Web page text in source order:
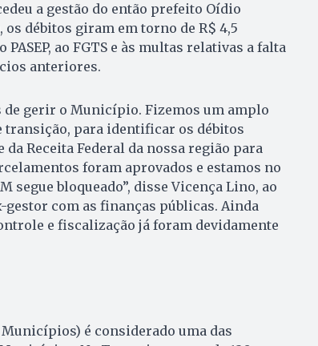
a gestão do então prefeito Oídio
os débitos giram em torno de R$ 4,5
ao FGTS e às multas relativas a falta
anteriores.
de gerir o Município. Fizemos um amplo
transição, para identificar os débitos
Receita Federal da nossa região para
foram aprovados e estamos no
segue bloqueado”, disse Vicença Lino, ao
gestor com as finanças públicas. Ainda
e fiscalização já foram devidamente
é considerado uma das